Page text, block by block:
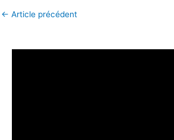
← Article précédent